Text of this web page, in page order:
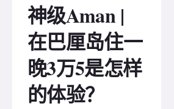
神级Aman |
在巴厘岛住一
晚3万5是怎样
的体验？